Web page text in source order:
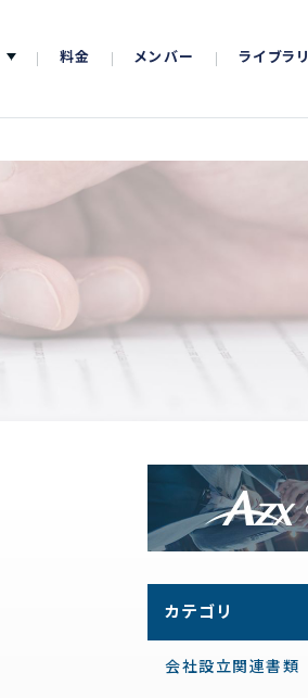
料金 メンバー ライブラリ
カテゴリ
会社設立関連書類